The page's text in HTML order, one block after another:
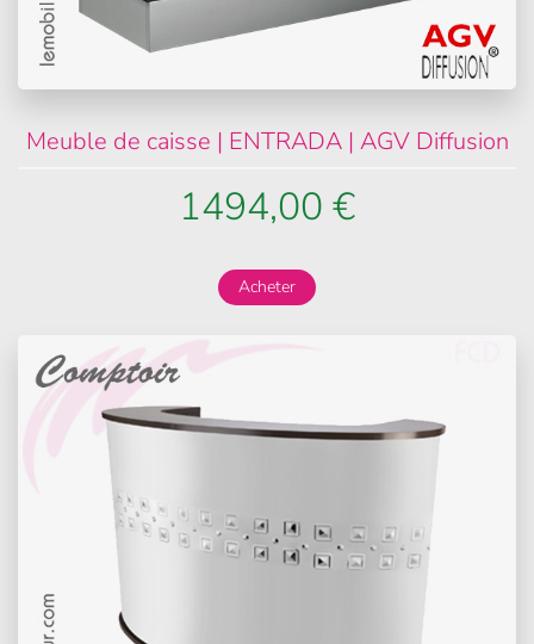
Meuble de caisse | ENTRADA | AGV Diffusion
1494,00 €
Acheter